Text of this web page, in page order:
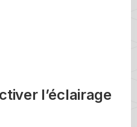
l’éclairage